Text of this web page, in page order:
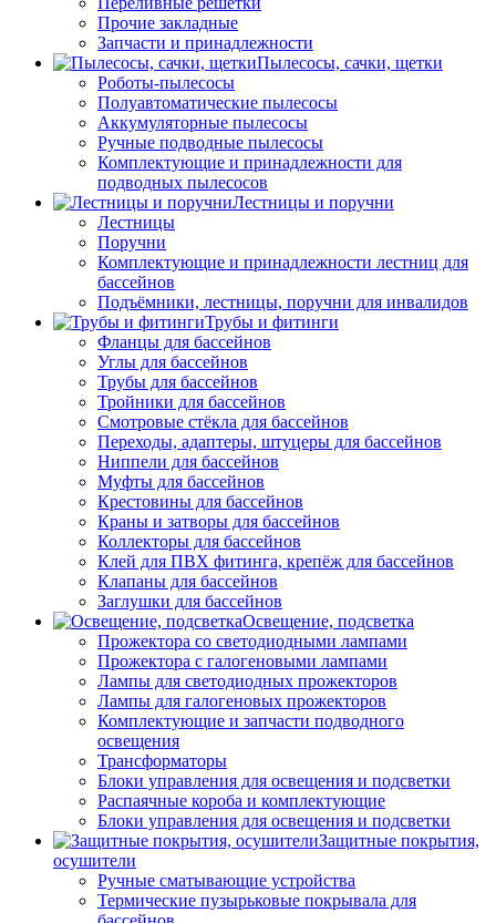
Прочие закладные
Запчасти и принадлежности
Пылесосы, сачки, щетки
Роботы-пылесосы
Полуавтоматические пылесосы
Аккумуляторные пылесосы
Ручные подводные пылесосы
Комплектующие и принадлежности для
подводных пылесосов
Лестницы и поручни
Лестницы
Поручни
Комплектующие и принадлежности лестниц для
бассейнов
Подъёмники, лестницы, поручни для инвалидов
Трубы и фитинги
Фланцы для бассейнов
Углы для бассейнов
Трубы для бассейнов
Тройники для бассейнов
Смотровые стёкла для бассейнов
Переходы, адаптеры, штуцеры для бассейнов
Ниппели для бассейнов
Муфты для бассейнов
Крестовины для бассейнов
Краны и затворы для бассейнов
Коллекторы для бассейнов
Клей для ПВХ фитинга, крепёж для бассейнов
Клапаны для бассейнов
Заглушки для бассейнов
Освещение, подсветка
Прожектора со светодиодными лампами
Прожектора с галогеновыми лампами
Лампы для светодиодных прожекторов
Лампы для галогеновых прожекторов
Комплектующие и запчасти подводного
освещения
Трансформаторы
Блоки управления для освещения и подсветки
Распаячные короба и комплектующие
Блоки управления для освещения и подсветки
Защитные покрытия,
осушители
Ручные сматывающие устройства
Термические пузырьковые покрывала для